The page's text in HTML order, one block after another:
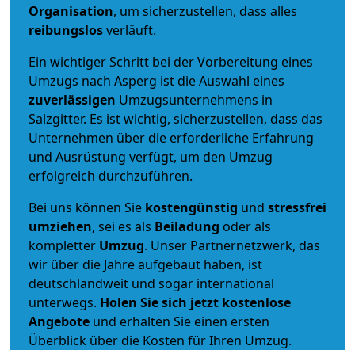
Organisation, um sicherzustellen, dass alles
reibungslosverläuft.
Ein wichtiger Schritt bei der Vorbereitung eines
Umzugs nach Asperg ist die Auswahl eines
zuverlässigen Umzugsunternehmens in
Salzgitter. Es ist wichtig, sicherzustellen, dass das
Unternehmen über die erforderliche Erfahrung
und Ausrüstung verfügt, um den Umzug
erfolgreich durchzuführen.
Bei uns können Sie kostengünstig und stressfrei
umziehen, sei es als Beiladung oder als
kompletter Umzug. Unser Partnernetzwerk, das
wir über die Jahre aufgebaut haben, ist
deutschlandweit und sogar international
unterwegs. Holen Sie sich jetzt kostenlose
Angebote und erhalten Sie einen ersten
Überblick über die Kosten für Ihren Umzug.